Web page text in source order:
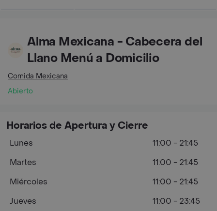
Alma Mexicana - Cabecera del
Llano Menú a Domicilio
Comida Mexicana
Abierto
Horarios de Apertura y Cierre
Lunes
11:00 - 21:45
Martes
11:00 - 21:45
Miércoles
11:00 - 21:45
Jueves
11:00 - 23:45